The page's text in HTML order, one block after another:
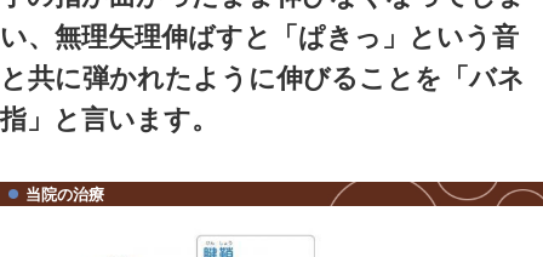
します。手のひらや甲、指を
り、曲げ伸ばしたり時に鈍い
ようであれば、腱鞘炎の可能